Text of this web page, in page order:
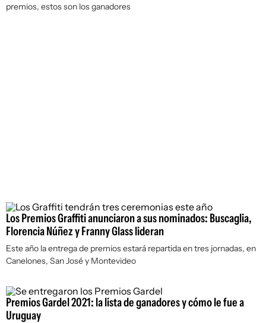
premios, estos son los ganadores
Los Premios Graffiti anunciaron a sus nominados: Buscaglia,
Florencia Núñez y Franny Glass lideran
Este año la entrega de premios estará repartida en tres jornadas, en
Canelones, San José y Montevideo
Premios Gardel 2021: la lista de ganadores y cómo le fue a
Uruguay